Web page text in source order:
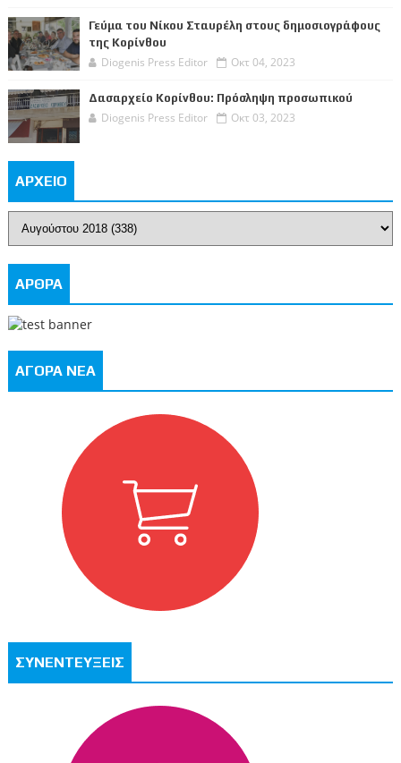
Γεύμα του Νίκου Σταυρέλη στους δημοσιογράφους
της Κορίνθου
Diogenis Press Editor Οκτ 04, 2023
Δασαρχείο Κορίνθου: Πρόσληψη προσωπικού
Diogenis Press Editor Οκτ 03, 2023
ΑΡΧΕΙΟ
ΑΡΘΡΑ
ΑΓΟΡΑ ΝΕΑ
ΣΥΝΕΝΤΕΥΞΕΙΣ